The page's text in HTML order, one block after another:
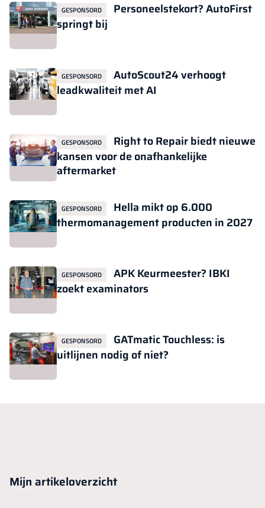
GESPONSORD
Personeelstekort? AutoFirst
springt bij
GESPONSORD
AutoScout24 verhoogt
leadkwaliteit met AI
GESPONSORD
Right to Repair biedt nieuwe
kansen voor de onafhankelijke
aftermarket
GESPONSORD
Hella mikt op 6.000
thermomanagement producten in 2027
GESPONSORD
APK Keurmeester? IBKI
zoekt examinators
GESPONSORD
GATmatic Touchless: is
uitlijnen nodig of niet?
Mijn artikeloverzicht